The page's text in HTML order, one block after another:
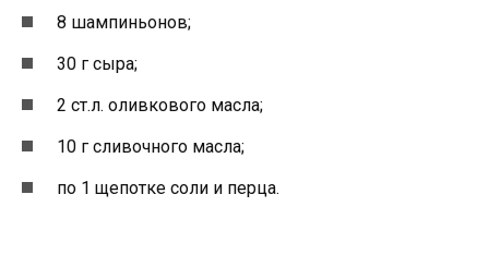
8 шампиньонов;
30 г сыра;
2 ст.л. оливкового масла;
10 г сливочного масла;
по 1 щепотке соли и перца.